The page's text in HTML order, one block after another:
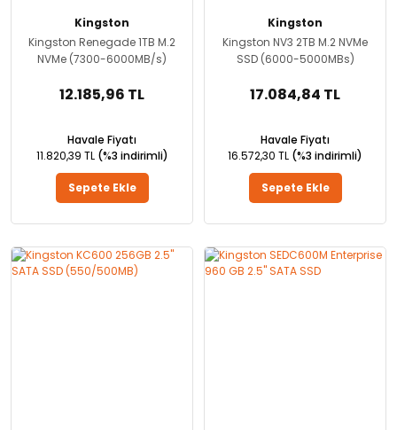
Kingston
Kingston Renegade 1TB M.2
NVMe (7300-6000MB/s)
12.185,96 TL
Havale Fiyatı
11.820,39 TL (%3 indirimli)
Sepete Ekle
Kingston
Kingston NV3 2TB M.2 NVMe
SSD (6000-5000MBs)
17.084,84 TL
Havale Fiyatı
16.572,30 TL (%3 indirimli)
Sepete Ekle